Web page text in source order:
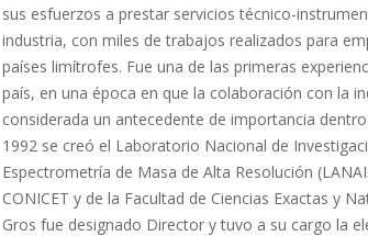
sus esfuerzos a prestar servicios técnico-
industria, con miles de trabajos realizados para
países limítrofes. Fue una de las primeras
país, en una época en que la colaboración con la
considerada un antecedente de importancia
1992 se creó el Laboratorio Nacional de
Espectrometría de Masa de Alta Resolución
CONICET y de la Facultad de Ciencias Exactas y
Gros fue designado Director y tuvo a su cargo la